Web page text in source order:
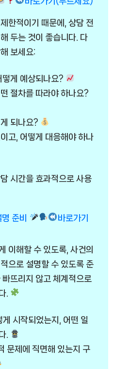
한적이기 때문에, 상담 전
두는 것이 좋습니다. 다
보세요:
떻게 예상되나요?
절차를 따라야 하나요?
되나요?
고, 어떻게 대응해야 하나
시간을 효과적으로 사용
준비
바로가기
이해할 수 있도록, 사건의
으로 설명할 수 있도록 준
뜨리지 않고 체계적으로
.
시작되었는지, 어떤 일
.
문제에 직면해 있는지 구